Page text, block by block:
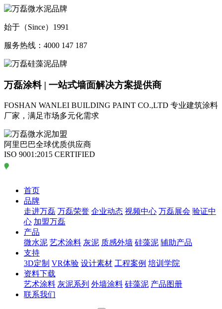
始于（Since）1991
服务热线：4000 147 187
万磊涂料 | 一站式墙面解决方案提供商
FOSHAN WANLEI BUILDING PAINT CO.,LTD 专业建筑涂料
厂家，满足市场多元化需求
阿里巴巴全球优质供应商
ISO 9001:2015 CERTIFIED
首页
品牌
走进万磊 万磊荣誉 企业动态 视频中心 万磊展会 验证中
心 加盟万磊
产品
微水泥 艺术涂料 灰泥 质感外墙 硅藻泥 辅助产品
支持
3D定制 VR体验 设计素材 工程案例 培训学院
资料下载
艺术涂料 灰泥系列 外墙涂料 硅藻泥 产品图册
联系我们